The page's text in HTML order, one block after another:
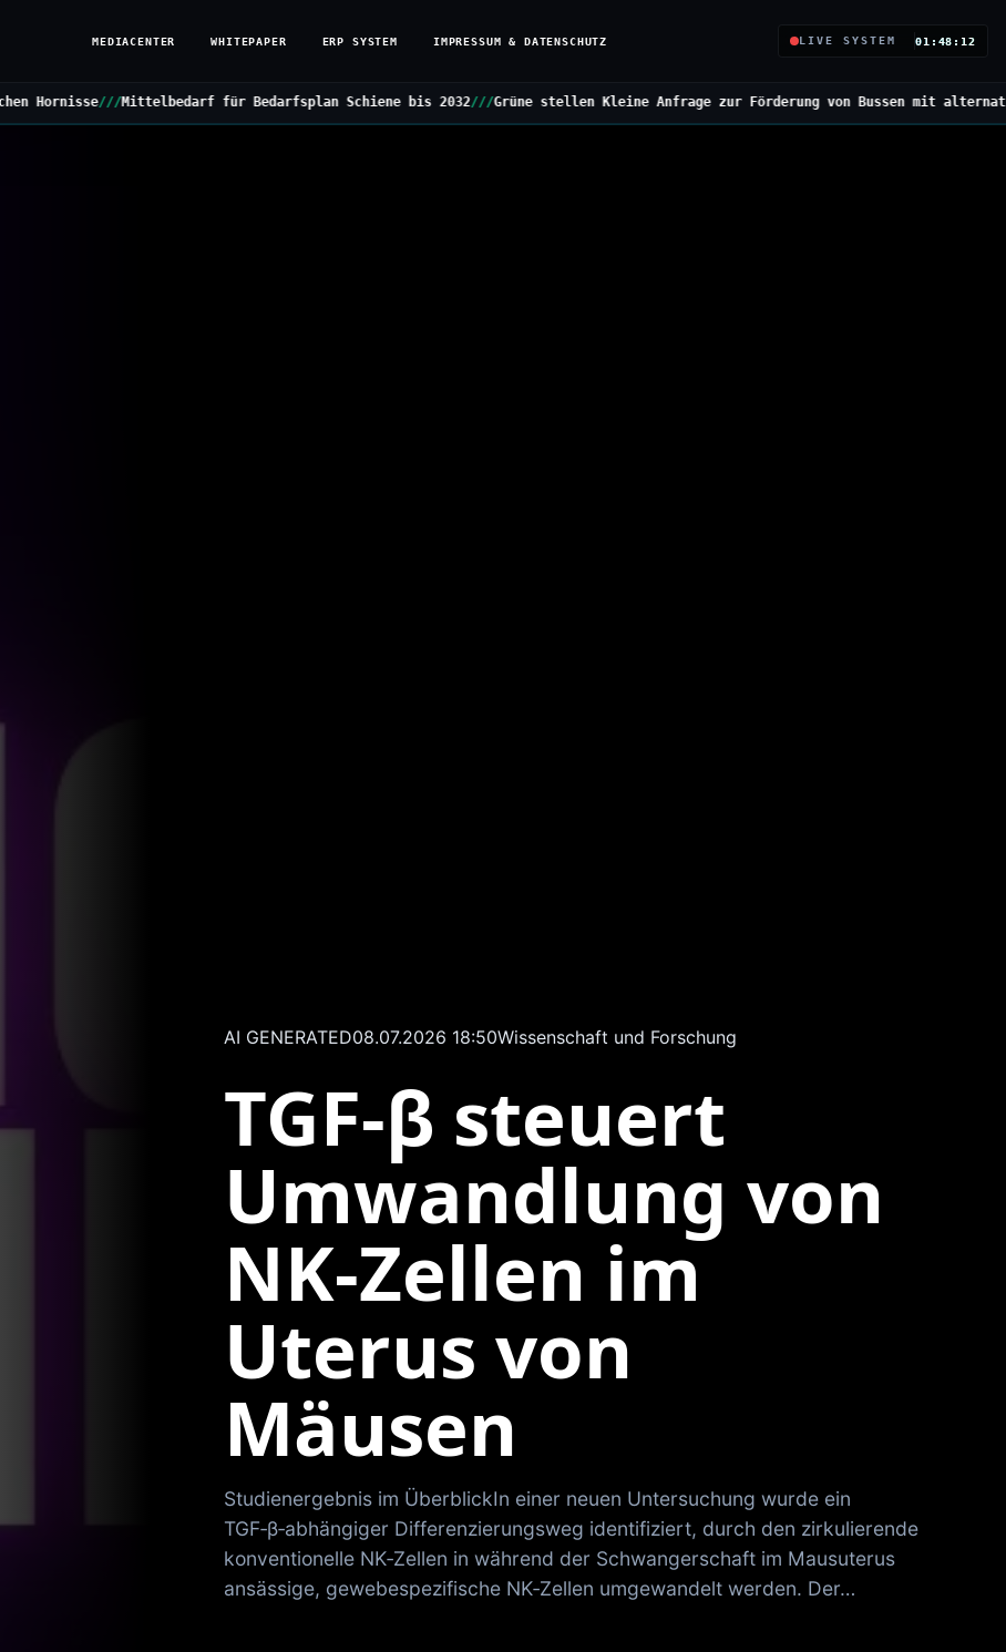
MEDIACENTER WHITEPAPER ERP SYSTEM IMPRESSUM & DATENSCHUTZ LIVE SYSTEM 01:48:13
für Bedarfsplan Schiene bis 2032/// Grüne stellen Kleine Anfrage zur Förderung von Bussen mit alternativen Antrieben///
AI GENERATED08.07.2026 18:50Wissenschaft und Forschung
TGF‑β steuert
Umwandlung von
NK‑Zellen im
Uterus von
Mäusen
Studienergebnis im ÜberblickIn einer neuen Untersuchung wurde ein
TGF‑β‑abhängiger Differenzierungsweg identifiziert, durch den zirkulierende
konventionelle NK‑Zellen in während der Schwangerschaft im Mausuterus
ansässige, gewebespezifische NK‑Zellen umgewandelt werden. Der…